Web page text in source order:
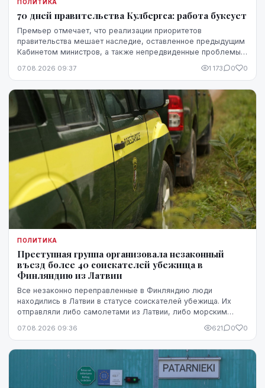
ПОЛИТИКА
70 дней правительства Кулбергса: работа буксует
Премьер отмечает, что реализации приоритетов
правительства мешает наследие, оставленное предыдущим
Кабинетом министров, а также непредвиденные проблемы,
стремительного прогресса.
07.08.2026 09:37 1 173 0 0
ПОЛИТИКА
Преступная группа организовала незаконный
въезд более 40 соискателей убежища в
Финляндию из Латвии
Все незаконно переправленные в Финляндию люди
находились в Латвии в статусе соискателей убежища. Их
отправляли либо самолетами из Латвии, либо морским
07.08.2026 09:36 621 0 0